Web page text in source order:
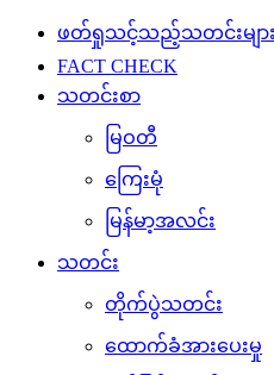
ဖတ်ရှုသင့်သည့်သတင်းများ
FACT CHECK
သတင်းစာ
မြဝတီ
ကြေးမုံ
မြန်မာ့အလင်း
သတင်း
တိုက်ပွဲသတင်း
ထောက်ခံအားပေးမှု